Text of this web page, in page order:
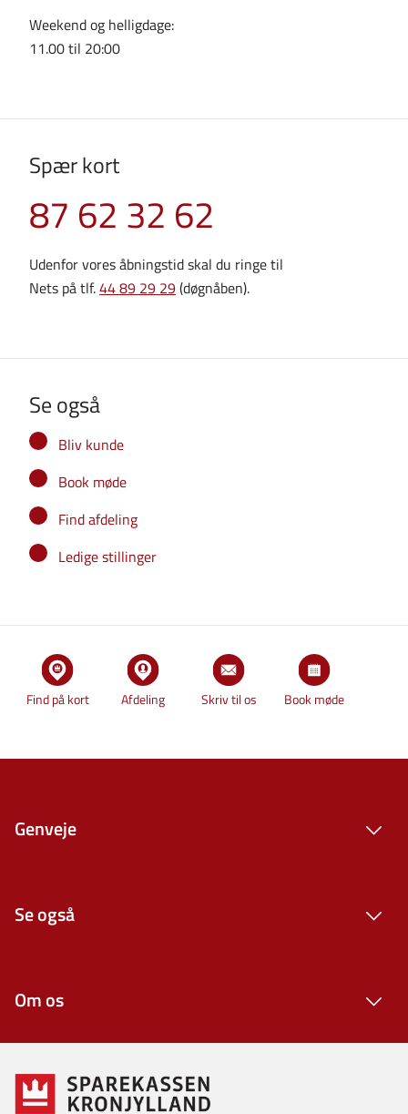
Weekend og helligdage:
11.00 til 20:00
Spær kort
87 62 32 62
Udenfor vores åbningstid skal du ringe til
Nets på tlf.44 89 29 29(døgnåben).
Se også
Bliv kunde
Book møde
Find afdeling
Ledige stillinger
Find på kort Afdeling Skriv til os Book møde
Genveje
Se også
Om os